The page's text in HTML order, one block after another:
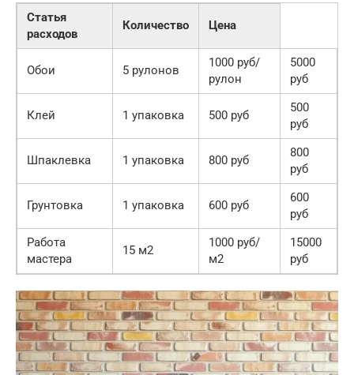
Статья
расходов
Количество Цена
Обои 5 рулонов
1000 руб/
рулон
5000
руб
Клей 1 упаковка 500 руб
500
руб
Шпаклевка 1 упаковка 800 руб
800
руб
Грунтовка 1 упаковка 600 руб
600
руб
Работа
мастера
15 м2
1000 руб/
м2
15000
руб